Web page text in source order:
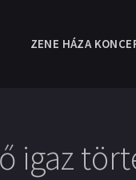
ZENE HÁZA
igaz